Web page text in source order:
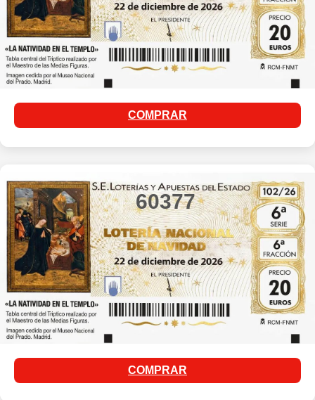
COMPRAR
60377
COMPRAR